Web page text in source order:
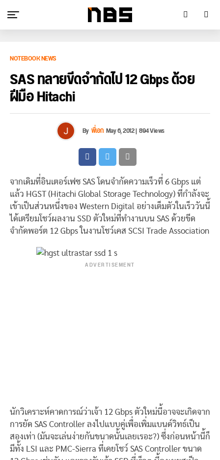
NOTEBOOK NEWS
SAS ทลายขีดจำกัดไป 12 Gbps ด้วย
ฝีมือ Hitachi
By พี่เอก May 6, 2012|894 Views
จากเดิมที่อินเตอร์เฟซ SAS โดนจำกัดความเร็วที่ 6 Gbps แต่
แล้ว HGST (Hitachi Global Storage Technology) ที่กำลังจะ
เข้าเป็นส่วนหนึ่งของ Western Digital อย่างเต็มตัวในเร็ววันนี้
ได้เตรียมโชว์ผลงาน SSD ตัวใหม่ที่ทำงานบน SAS ด้วยขีด
จำกัดพอร์ต 12 Gbps ในงานโชว์เคส SCSI Trade Association
ADVERTISEMENT
นักวิเคราะห์คาดการณ์ว่าเจ้า 12 Gbps ตัวใหม่นี้อาจจะเกิดจาก
การยัด SAS Controller ลงไปแบบคู่เพื่อเพิ่มแบนด์วิทธ์เป็น
สองเท่า (มันจะเล่นง่ายกันขนาดนั้นเลยเรอะ?) ซึ่งก่อนหน้านี้ก็
มีทั้ง LSI และ PMC-Sierra ที่เคยโชว์ SAS Controller ขนาด